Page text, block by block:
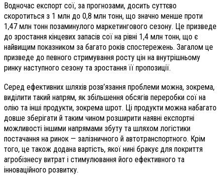
Водночас експорт сої, за прогнозами, досить суттєво
скоротиться з 1 млн до 0,8 млн тонн, що значно менше проти
1,47 млн тонн позаминулого маркетингового сезону. Це призведе
до зростання кінцевих запасів сої на рівні 1,4 млн тонн, що є
найвищим показником за багато років спостережень. Загалом це
призведе до певного стримування росту цін на внутрішньому
ринку наступного сезону та зростання її пропозиції.
Серед ефективних шляхів розв’язання проблеми можна, зокрема,
виділити такий напрям, як збільшення обсягів переробки сої на
олію та інші продукти, зокрема шрот. Ці продукти можна набагато
довше зберігати й таким чином розширити наявні експортні
можливості іншими напрямами збуту та шляхом логістики
постачання на ринок — залізничного й автотранспортного. Крім
того, це також додана вартість, якої нині бракує для покриття
агробізнесу витрат і стимулювання його ефективного та
інноваційного розвитку.